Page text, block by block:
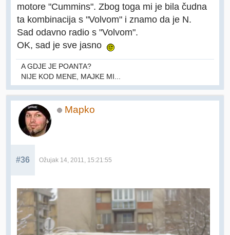
motore "Cummins". Zbog toga mi je bila čudna
ta kombinacija s "Volvom" i znamo da je N.
Sad odavno radio s "Volvom".
OK, sad je sve jasno
A GDJE JE POANTA?
NIJE KOD MENE, MAJKE MI...
Mapko
#36 Ožujak 14, 2011, 15:21:55